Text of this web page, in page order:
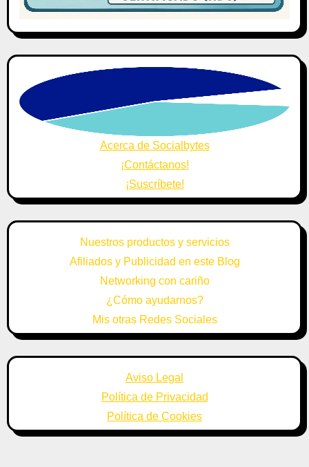
Acerca de Socialbytes
¡Contáctanos!
¡Suscríbete!
Nuestros productos y servicios
Afiliados y Publicidad en este Blog
Networking con cariño
¿Cómo ayudarnos?
Mis otras Redes Sociales
Aviso Legal
Política de Privacidad
Política de Cookies